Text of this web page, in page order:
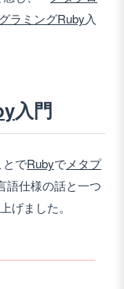
ラミングRuby入
入門
とでRubyでメタプ
語仕様の話と一つ
げました。